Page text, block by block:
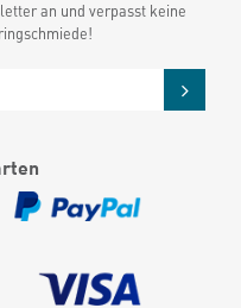
an und verpasst keine